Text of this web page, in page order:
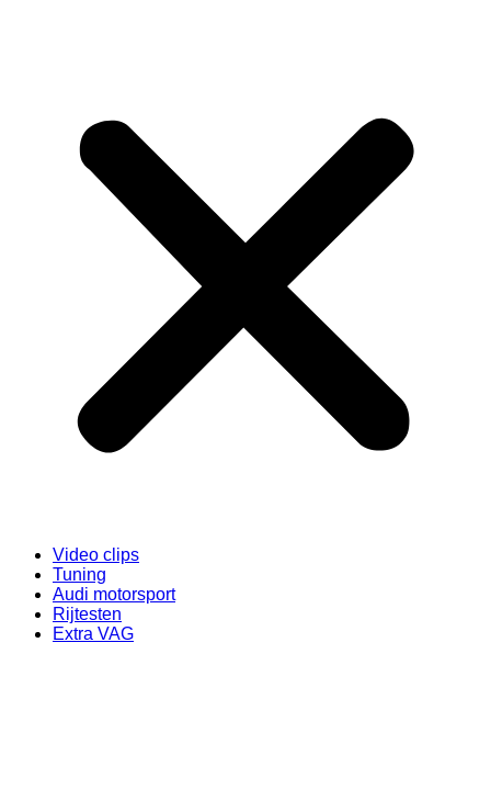
Video clips
Tuning
Audi motorsport
Rijtesten
Extra VAG